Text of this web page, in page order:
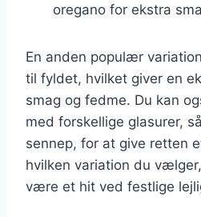
oregano for ekstra
En anden populær
til fyldet, hvilket giver en
smag og fedme. Du kan
med forskellige glasurer,
sennep, for at give retten
hvilken variation du
være et hit ved festlige